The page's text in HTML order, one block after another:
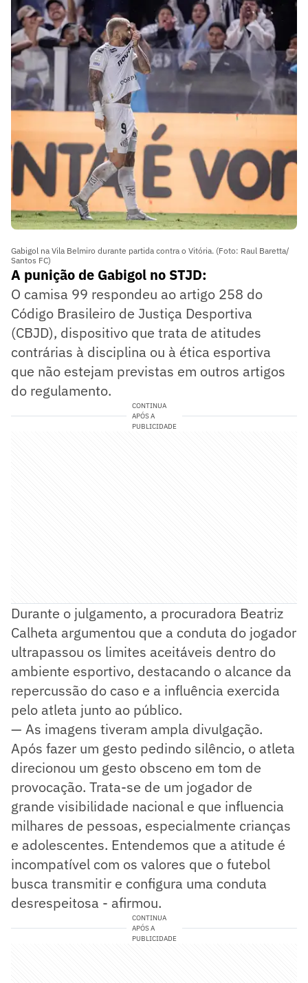
Gabigol na Vila Belmiro durante partida contra o Vitória. (Foto: Raul Baretta/
Santos FC)
A punição de Gabigol no STJD:
O camisa 99 respondeu ao artigo 258 do
Código Brasileiro de Justiça Desportiva
(CBJD), dispositivo que trata de atitudes
contrárias à disciplina ou à ética esportiva
que não estejam previstas em outros artigos
do regulamento.
CONTINUA
APÓS A
PUBLICIDADE
Durante o julgamento, a procuradora Beatriz
Calheta argumentou que a conduta do jogador
ultrapassou os limites aceitáveis dentro do
ambiente esportivo, destacando o alcance da
repercussão do caso e a influência exercida
pelo atleta junto ao público.
— As imagens tiveram ampla divulgação.
Após fazer um gesto pedindo silêncio, o atleta
direcionou um gesto obsceno em tom de
provocação. Trata-se de um jogador de
grande visibilidade nacional e que influencia
milhares de pessoas, especialmente crianças
e adolescentes. Entendemos que a atitude é
incompatível com os valores que o futebol
busca transmitir e configura uma conduta
desrespeitosa - afirmou.
CONTINUA
APÓS A
PUBLICIDADE